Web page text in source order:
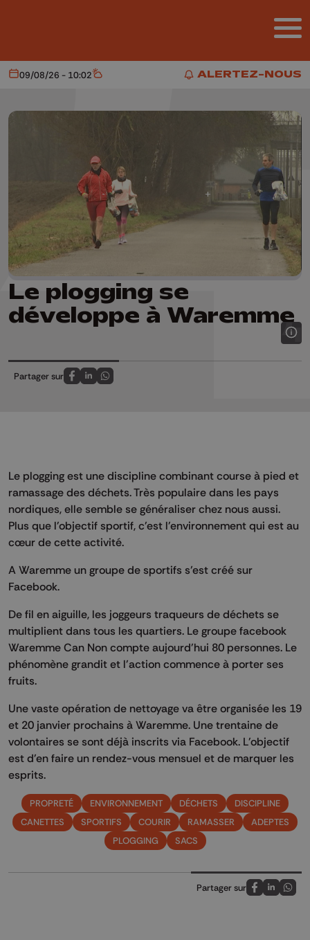
ALERTEZ-NOUS
ALERTEZ-NOUS
Aujourd'hui
09/08/26 - 10:02 Météo
Le plogging se
développe à Waremme
Partager sur
Partagez sur FaceBook
Partagez sur LinkedIn
Partagez sur Whatsapp
Le plogging est une discipline combinant course à pied et
ramassage des déchets. Très populaire dans les pays
nordiques, elle semble se généraliser chez nous aussi.
Plus que l'objectif sportif, c'est l'environnement qui est au
cœur de cette activité.
A Waremme un groupe de sportifs s’est créé sur
Facebook.
De fil en aiguille, les joggeurs traqueurs de déchets se
multiplient dans tous les quartiers. Le groupe facebook
Waremme Can Non compte aujourd'hui 80 personnes. Le
phénomène grandit et l'action commence à porter ses
fruits.
Une vaste opération de nettoyage va être organisée les 19
et 20 janvier prochains à Waremme. Une trentaine de
volontaires se sont déjà inscrits via Facebook. L'objectif
est d'en faire un rendez-vous mensuel et de marquer les
esprits.
PROPRETÉ ENVIRONNEMENT DÉCHETS
DISCIPLINE
CANETTES
SPORTIFS COURIR RAMASSER
ADEPTES
PLOGGING
SACS
Partager sur
Partagez sur
Partagez